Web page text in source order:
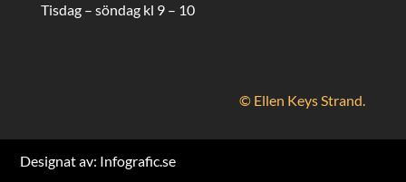
Tisdag – söndag kl 9 – 10
© Ellen Keys Strand.
Designat av: Infografic.se